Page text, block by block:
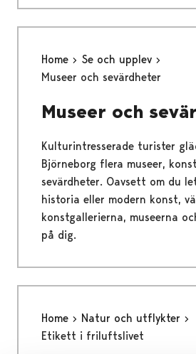
Home
Se och upplev
Museer och sevärdheter
Museer och
Kulturintresserade turister
Björneborg flera museer,
sevärdheter. Oavsett om du
historia eller modern konst,
konstgallerierna, museerna
på dig.
Home
Natur och utflykter
Etikett i friluftslivet